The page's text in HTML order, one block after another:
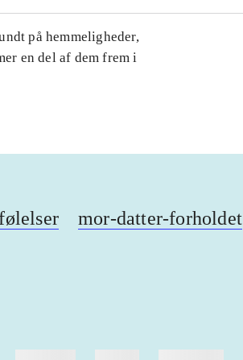
på hemmeligheder,
en del af dem frem i
mor-datter-forholdet